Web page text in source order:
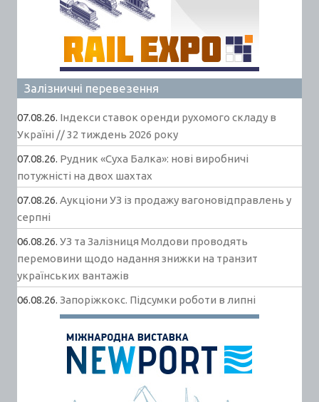
Залізничні перевезення
07.08.26. Індекси ставок оренди рухомого складу в
Україні // 32 тиждень 2026 року
07.08.26. Рудник «Суха Балка»: нові виробничі
потужністі на двох шахтах
07.08.26. Аукціони УЗ із продажу вагоновідправлень у
серпні
06.08.26. УЗ та Залізниця Молдови проводять
перемовини щодо надання знижки на транзит
українських вантажів
06.08.26. Запоріжкокс. Підсумки роботи в липні